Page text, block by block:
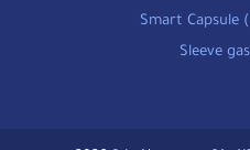
Smart Capsule
Sleeve